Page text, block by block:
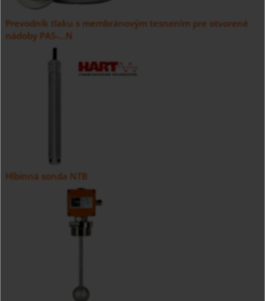
Prevodník tlaku s membránovým tesnením pre otvorené
nádoby PAS-...N
Hlbinná sonda NTB